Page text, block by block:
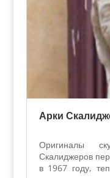
Арки
Оригиналы
Скалиджеров
в 1967 году,